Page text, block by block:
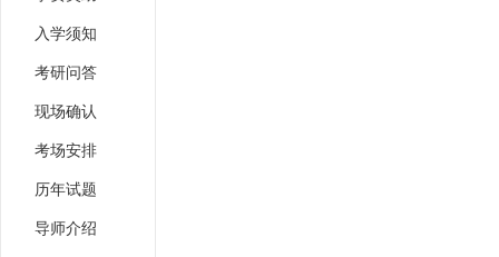
入学须知
考研问答
现场确认
考场安排
历年试题
导师介绍